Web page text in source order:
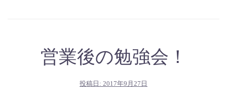
営業後の勉強会！
投稿日: 2017年9月27日